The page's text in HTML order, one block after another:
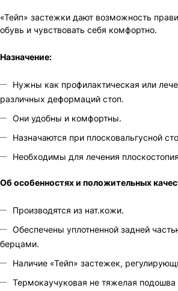
«Тейп» застежки дают возможность
обувь и чувствовать себя комфортно.
Назначение:
Нужны как профилактическая или
различных деформаций стоп.
Они удобны и комфортны.
Назначаются при плосковальгусной
Необходимы для лечения
Об особенностях и положительных
Производятся из нат.кожи.
Обеспечены уплотненной задней
берцами.
Наличие «Тейп» застежек,
Термокаучуковая не тяжелая подошва